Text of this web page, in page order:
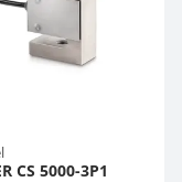
CS 5000-3P1